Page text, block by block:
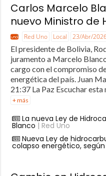
Carlos Marcelo
nuevo Ministro de
Red Uno Local 23/Abr/
El presidente de Bolivia,
juramento a Marcelo
cargo con el compromiso
energética del país. Juan
21:37 La Paz Escuchar esta
+ más
La nueva Ley de
Blanco | Red Uno
Nueva Ley de
colapso energético,